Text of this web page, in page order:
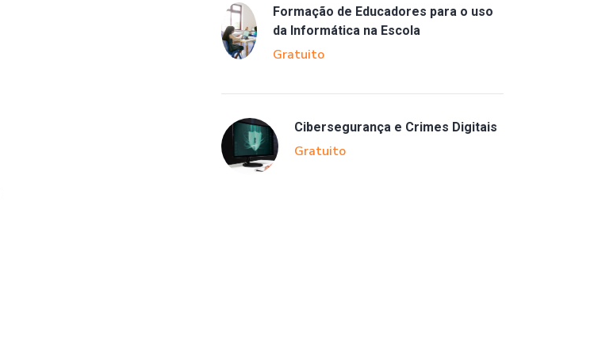
Formação de Educadores para o uso
da Informática na Escola
Gratuito
Cibersegurança e Crimes Digitais
Gratuito